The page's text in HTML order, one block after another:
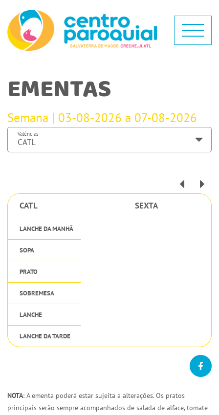
EMENTAS
Semana | 03-08-2026 a 07-08-2026
Valências
CATL SEXTA
LANCHE DA MANHÃ
SOPA
PRATO
SOBREMESA
LANCHE
LANCHE DA TARDE
NOTA: A ementa poderá estar sujeita a alterações. Os pratos
principais serão sempre acompanhados de salada de alface, tomate